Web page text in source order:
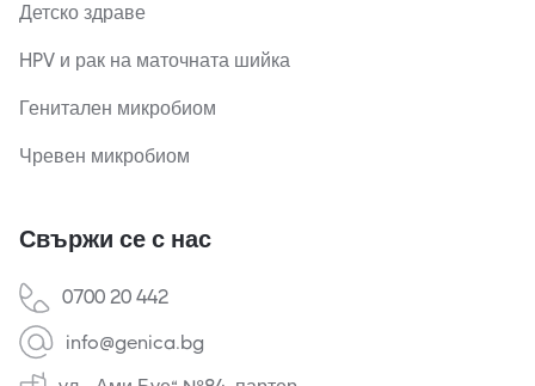
Детско здраве
HPV и рак на маточната шийка
Генитален микробиом
Чревен микробиом
Свържи се с нас
0700 20 442
info@genica.bg